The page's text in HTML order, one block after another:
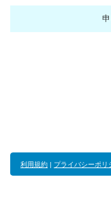
利用規約 | プライバシーポリ